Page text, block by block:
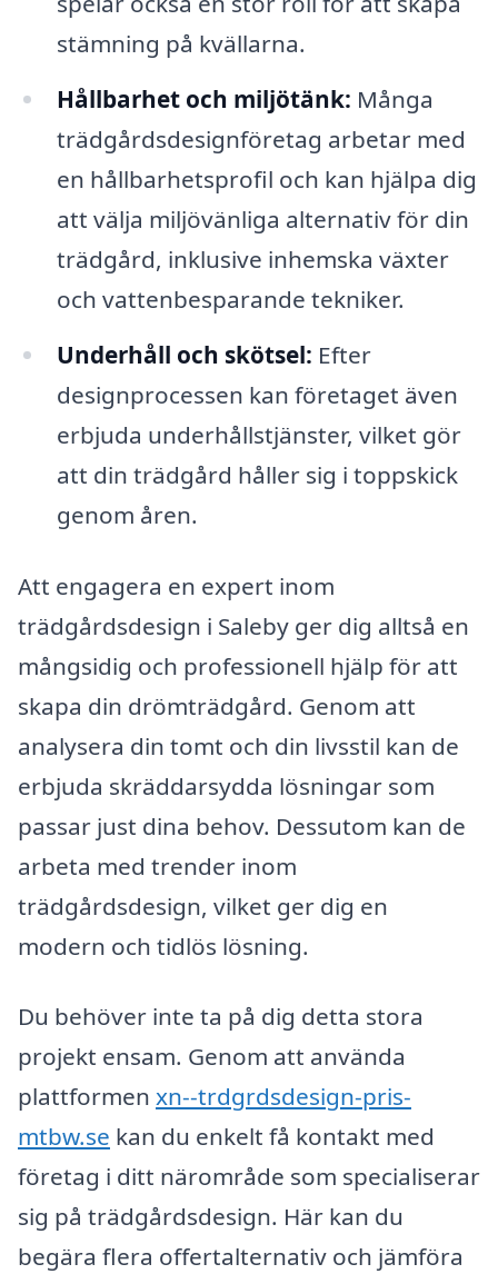
stämning på kvällarna.
Hållbarhet och miljötänk: Många
trädgårdsdesignföretag arbetar med
en hållbarhetsprofil och kan hjälpa dig
att välja miljövänliga alternativ för din
trädgård, inklusive inhemska växter
och vattenbesparande tekniker.
Underhåll och skötsel: Efter
designprocessen kan företaget även
erbjuda underhållstjänster, vilket gör
att din trädgård håller sig i toppskick
genom åren.
Att engagera en expert inom
trädgårdsdesign i Saleby ger dig alltså en
mångsidig och professionell hjälp för att
skapa din drömträdgård. Genom att
analysera din tomt och din livsstil kan de
erbjuda skräddarsydda lösningar som
passar just dina behov. Dessutom kan de
arbeta med trender inom
trädgårdsdesign, vilket ger dig en
modern och tidlös lösning.
Du behöver inte ta på dig detta stora
projekt ensam. Genom att använda
plattformen xn--trdgrdsdesign-pris-
mtbw.se kan du enkelt få kontakt med
företag i ditt närområde som specialiserar
sig på trädgårdsdesign. Här kan du
begära flera offertalternativ och jämföra